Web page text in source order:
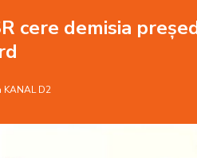
cere demisia
KANAL D2